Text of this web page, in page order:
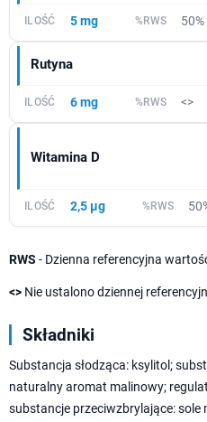
5 mg 50%
Rutyna
6 mg <>
Witamina D
2,5 µg
RWS - Dzienna referencyjna
<> Nie ustalono dziennej
Składniki
Substancja słodząca: ksylitol;
naturalny aromat malinowy;
substancje przeciwzbrylające: sole